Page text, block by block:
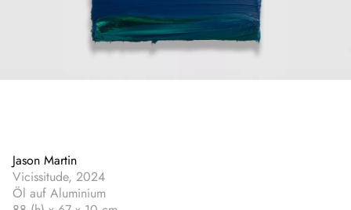
Jason Martin
Vicissitude, 2024
Öl auf Aluminium